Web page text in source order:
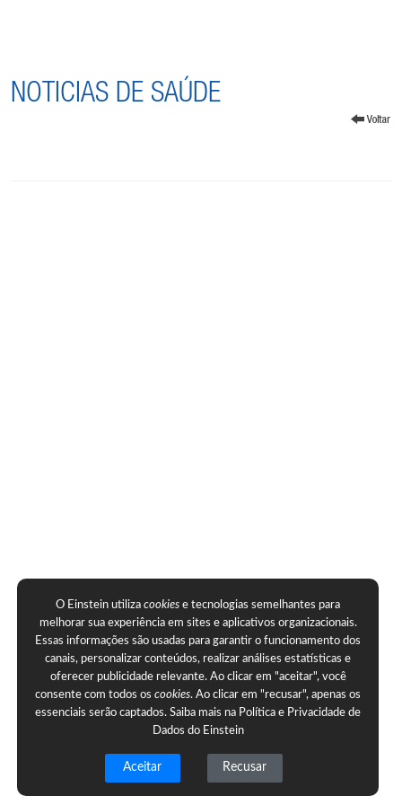
NOTICIAS DE SAÚDE
O Einstein utilizacookies e tecnologias semelhantes para
melhorar sua experiência em sites e aplicativos organizacionais.
Essas informações são usadas para garantir o funcionamento dos
canais, personalizar conteúdos, realizar análises estatísticas e
oferecer publicidade relevante. Ao clicar em "aceitar", você
consente com todos oscookies. Ao clicar em "recusar", apenas os
essenciais serão captados. Saiba mais na Política e Privacidade de
Dados do Einstein
Aceitar Recusar